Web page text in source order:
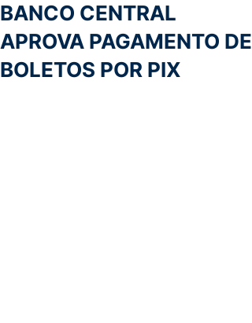
BANCO CENTRAL
APROVA PAGAMENTO DE
BOLETOS POR PIX